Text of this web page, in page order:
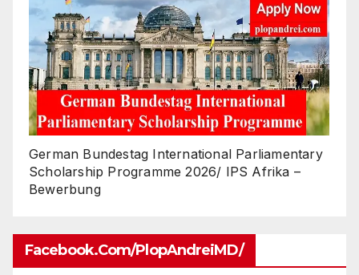
German Bundestag International Parliamentary
Scholarship Programme 2026/ IPS Afrika –
Bewerbung
Facebook.com/PlopAndreiMD/